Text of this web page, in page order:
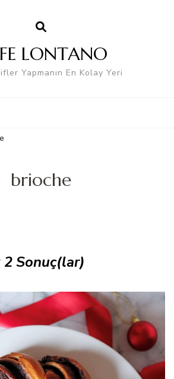
LONTANO
Yapmanın En Kolay Yeri
brioche
2 Sonuç(lar)